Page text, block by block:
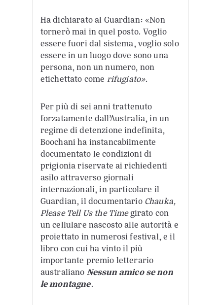
Ha dichiarato al Guardian: «Non
tornerò mai in quel posto. Voglio
essere fuori dal sistema, voglio solo
essere in un luogo dove sono una
persona, non un numero, non
etichettato come rifugiato».
Per più di sei anni trattenuto
forzatamente dall’Australia, in un
regime di detenzione indefinita,
Boochani ha instancabilmente
documentato le condizioni di
prigionia riservate ai richiedenti
asilo attraverso giornali
internazionali, in particolare il
Guardian, il documentario Chauka,
Please Tell Us the Timegirato con
un cellulare nascosto alle autorità e
proiettato in numerosi festival, e il
libro con cui ha vinto il più
importante premio letterario
australiano Nessun amico se non
le montagne.